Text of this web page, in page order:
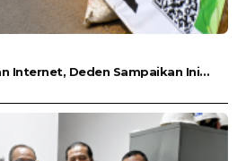
Internet, Deden Sampaikan Ini…